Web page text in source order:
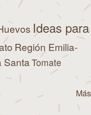
Ideas para
Región Emilia-
Santa Tomate
Más